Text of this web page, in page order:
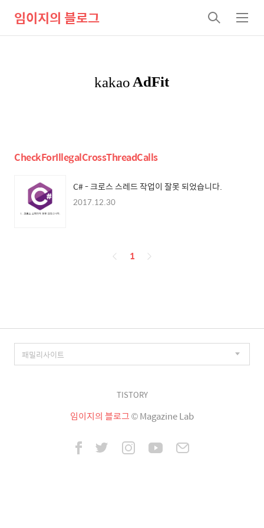
임이지의 블로그
검
색
메
뉴
CheckForIllegalCrossThreadCalls
C# - 크로스 스레드 작업이 잘못 되었습니다.
2017.12.30
페
1
TISTORY
임이지의 블로그© Magazine Lab